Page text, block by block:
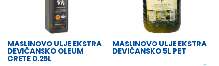
MASLINOVO ULJE EKSTRA
DEVIČANSKO OLEUM
CRETE 0.25L
MASLINOVO ULJE EKSTRA
DEVIČANSKO 5L PET